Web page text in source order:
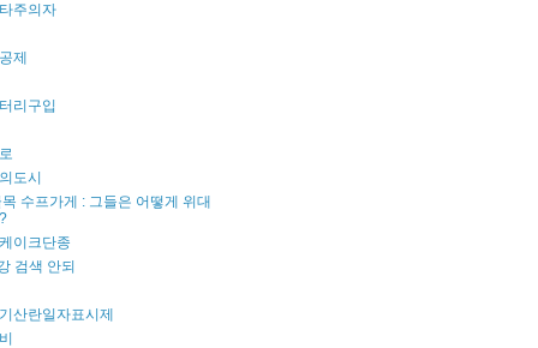
주의자
제
리구입
도시
수프가게 : 그들은 어떻게 위대
이크단종
검색 안되
산란일자표시제